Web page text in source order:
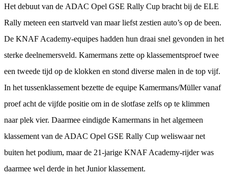
Het debuut van de ADAC Opel GSE Rally Cup bracht bij de ELE
Rally meteen een startveld van maar liefst zestien auto’s op de been.
De KNAF Academy-equipes hadden hun draai snel gevonden in het
sterke deelnemersveld. Kamermans zette op klassementsproef twee
een tweede tijd op de klokken en stond diverse malen in de top vijf.
In het tussenklassement bezette de equipe Kamermans/Müller vanaf
proef acht de vijfde positie om in de slotfase zelfs op te klimmen
naar plek vier. Daarmee eindigde Kamermans in het algemeen
klassement van de ADAC Opel GSE Rally Cup weliswaar net
buiten het podium, maar de 21-jarige KNAF Academy-rijder was
daarmee wel derde in het Junior klassement.